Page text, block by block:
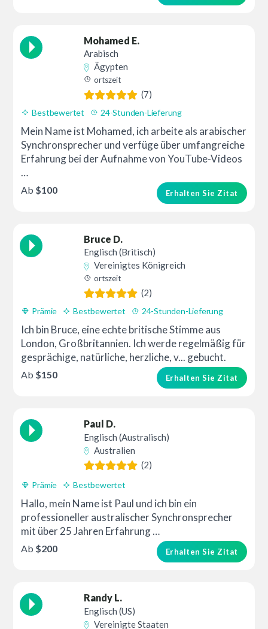
Mohamed E.
Arabisch
Ägypten
ortszeit
(7)
Bestbewertet 24-Stunden-Lieferung
Mein Name ist Mohamed, ich arbeite als arabischer
Synchronsprecher und verfüge über umfangreiche
Erfahrung bei der Aufnahme von YouTube-Videos
…
Erhalten Sie Zitat
Ab $100
Bruce D.
Englisch (Britisch)
Vereinigtes Königreich
ortszeit
(2)
Prämie Bestbewertet 24-Stunden-Lieferung
Ich bin Bruce, eine echte britische Stimme aus
London, Großbritannien. Ich werde regelmäßig für
gesprächige, natürliche, herzliche, v... gebucht.
Erhalten Sie Zitat
Ab $150
Paul D.
Englisch (Australisch)
Australien
(2)
Prämie Bestbewertet
Hallo, mein Name ist Paul und ich bin ein
professioneller australischer Synchronsprecher
mit über 25 Jahren Erfahrung …
Erhalten Sie Zitat
Ab $200
Randy L.
Englisch (US)
Vereinigte Staaten